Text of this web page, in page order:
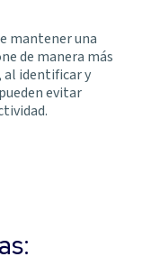
mantener una
de manera más
al identificar y
evitar